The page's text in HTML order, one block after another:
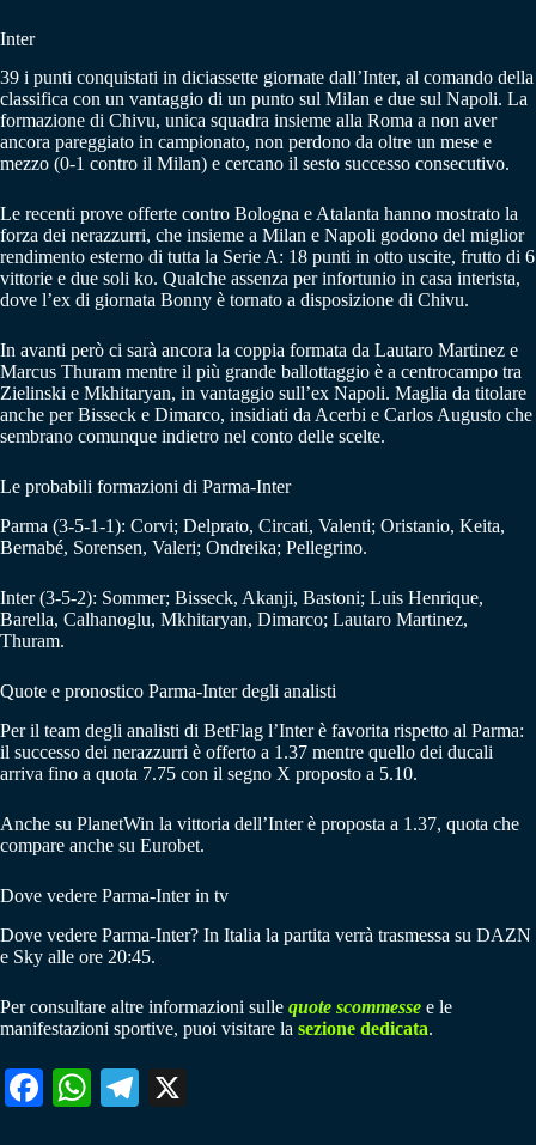
Inter
39 i punti conquistati in diciassette giornate dall’Inter, al comando della
classifica con un vantaggio di un punto sul Milan e due sul Napoli. La
formazione di Chivu, unica squadra insieme alla Roma a non aver
ancora pareggiato in campionato, non perdono da oltre un mese e
mezzo (0-1 contro il Milan) e cercano il sesto successo consecutivo.
Le recenti prove offerte contro Bologna e Atalanta hanno mostrato la
forza dei nerazzurri, che insieme a Milan e Napoli godono del miglior
rendimento esterno di tutta la Serie A: 18 punti in otto uscite, frutto di 6
vittorie e due soli ko. Qualche assenza per infortunio in casa interista,
dove l’ex di giornata Bonny è tornato a disposizione di Chivu.
In avanti però ci sarà ancora la coppia formata da Lautaro Martinez e
Marcus Thuram mentre il più grande ballottaggio è a centrocampo tra
Zielinski e Mkhitaryan, in vantaggio sull’ex Napoli. Maglia da titolare
anche per Bisseck e Dimarco, insidiati da Acerbi e Carlos Augusto che
sembrano comunque indietro nel conto delle scelte.
Le probabili formazioni di Parma-Inter
Parma (3-5-1-1): Corvi; Delprato, Circati, Valenti; Oristanio, Keita,
Bernabé, Sorensen, Valeri; Ondreika; Pellegrino.
Inter (3-5-2): Sommer; Bisseck, Akanji, Bastoni; Luis Henrique,
Barella, Calhanoglu, Mkhitaryan, Dimarco; Lautaro Martinez,
Thuram.
Quote e pronostico Parma-Inter degli analisti
Per il team degli analisti di BetFlag l’Inter è favorita rispetto al Parma:
il successo dei nerazzurri è offerto a 1.37 mentre quello dei ducali
arriva fino a quota 7.75 con il segno X proposto a 5.10.
Anche su PlanetWin la vittoria dell’Inter è proposta a 1.37, quota che
compare anche su Eurobet.
Dove vedere Parma-Inter in tv
Dove vedere Parma-Inter? In Italia la partita verrà trasmessa su DAZN
e Sky alle ore 20:45.
Per consultare altre informazioni sulle quote scommesse e le
manifestazioni sportive, puoi visitare la sezione dedicata.
Fa W
Te